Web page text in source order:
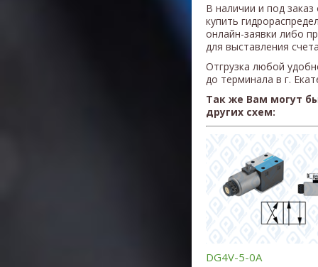
В наличии и под
купить
онлайн-заявки либо
для выставления
Отгрузка любой
до терминала в г.
Так же Вам могут
других схем:
DG4V-5-0A